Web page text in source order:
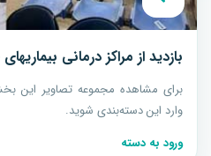
برای مشاهده مجموعه تصاویر این
وارد این دسته‌بندی شوید.
ورود به دسته